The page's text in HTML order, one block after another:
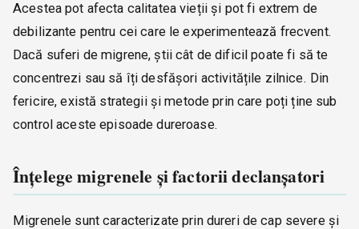
Acestea pot afecta calitatea vieții și pot fi extrem de
debilizante pentru cei care le experimentează frecvent.
Dacă suferi de migrene, știi cât de dificil poate fi să te
concentrezi sau să îți desfășori activitățile zilnice. Din
fericire, există strategii și metode prin care poți ține sub
control aceste episoade dureroase.
Înțelege migrenele și factorii declanșatori
Migrenele sunt caracterizate prin dureri de cap severe și